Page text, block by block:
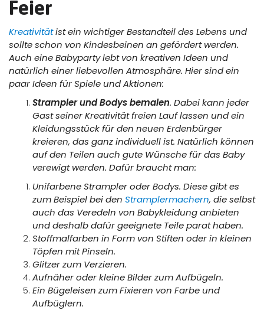
Feier
Kreativitätist ein wichtiger Bestandteil des Lebens und
sollte schon von Kindesbeinen an gefördert werden.
Auch eine Babyparty lebt von kreativen Ideen und
natürlich einer liebevollen Atmosphäre. Hier sind ein
paar Ideen für Spiele und Aktionen:
Strampler und Bodys bemalen. Dabei kann jeder
Gast seiner Kreativität freien Lauf lassen und ein
Kleidungsstück für den neuen Erdenbürger
kreieren, das ganz individuell ist. Natürlich können
auf den Teilen auch gute Wünsche für das Baby
verewigt werden. Dafür braucht man:
Unifarbene Strampler oder Bodys. Diese gibt es
zum Beispiel bei den Stramplermachern, die selbst
auch das Veredeln von Babykleidung anbieten
und deshalb dafür geeignete Teile parat haben.
Stoffmalfarben in Form von Stiften oder in kleinen
Töpfen mit Pinseln.
Glitzer zum Verzieren.
Aufnäher oder kleine Bilder zum Aufbügeln.
Ein Bügeleisen zum Fixieren von Farbe und
Aufbüglern.